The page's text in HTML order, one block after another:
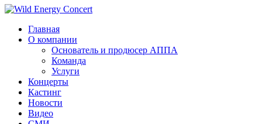
Главная
О компании
Основатель и продюсер АППА
Команда
Услуги
Концерты
Кастинг
Новости
Видео